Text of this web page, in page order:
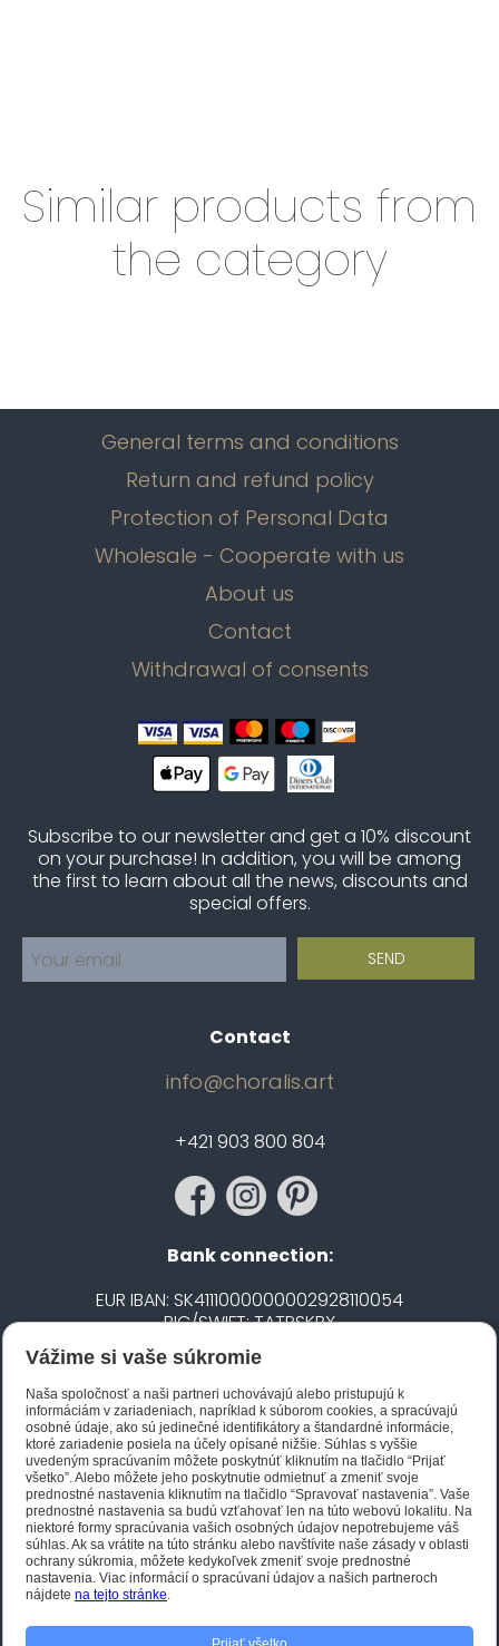
Similar products from
the category
General terms and conditions
Return and refund policy
Protection of Personal Data
Wholesale - Cooperate with us
About us
Contact
Withdrawal of consents
Subscribe to our newsletter and get a 10% discount
on your purchase! In addition, you will be among
the first to learn about all the news, discounts and
special offers.
Contact
info@choralis.art
+421 903 800 804
Bank connection:
EUR IBAN: SK4111000000002928110054
BIC/SWIFT: TATRSKBX
CZK IBAN: CZ5020100000002101752606
BIC/SWIFT: FIOBCZPPXXX
Biano STAR
Vážime si vaše súkromie
Naša spoločnosť a naši partneri uchovávajú alebo pristupujú k
informáciám v zariadeniach, napríklad k súborom cookies, a spracúvajú
osobné údaje, ako sú jedinečné identifikátory a štandardné informácie,
ktoré zariadenie posiela na účely opísané nižšie. Súhlas s vyššie
uvedeným spracúvaním môžete poskytnúť kliknutím na tlačidlo “Prijať
všetko”. Alebo môžete jeho poskytnutie odmietnuť a zmeniť svoje
prednostné nastavenia kliknutím na tlačidlo “Spravovať nastavenia”. Vaše
prednostné nastavenia sa budú vzťahovať len na túto webovú lokalitu. Na
niektoré formy spracúvania vašich osobných údajov nepotrebujeme váš
súhlas. Ak sa vrátite na túto stránku alebo navštívite naše zásady v oblasti
ochrany súkromia, môžete kedykoľvek zmeniť svoje prednostné
nastavenia. Viac informácií o spracúvaní údajov a našich partneroch
nájdete na tejto stránke.